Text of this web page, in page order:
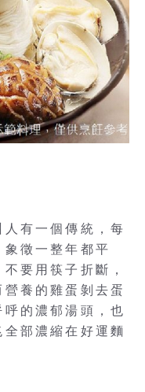
有一個傳統，每
徵一整年都平
要用筷子折斷，
養的雞蛋剝去蛋
的濃郁湯頭，也
部濃縮在好運麵